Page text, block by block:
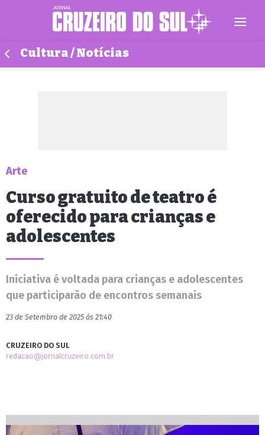
Cultura / Notícias
Arte
Curso gratuito de teatro é
oferecido para crianças e
adolescentes
Iniciativa é voltada para crianças e adolescentes
que participarão de encontros semanais
23 de Setembro de 2025 às 21:40
CRUZEIRO DO SUL
redacao@jornalcruzeiro.com.br